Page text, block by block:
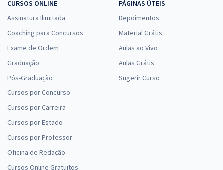
CURSOS ONLINE
Assinatura Ilimitada
Coaching para Concursos
Exame de Ordem
Graduação
Pós-Graduação
Cursos por Concurso
Cursos por Carreira
Cursos por Estado
Cursos por Professor
Oficina de Redação
Cursos Online Gratuitos
PÁGINAS ÚTEIS
Depoimentos
Material Grátis
Aulas ao Vivo
Aulas Grátis
Sugerir Curso